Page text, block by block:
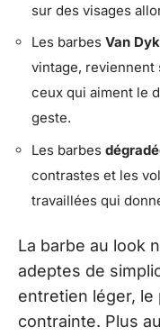
sur des visages
Les barbes Van
vintage, reviennent
ceux qui aiment le
geste.
Les barbes
contrastes et les
travaillées qui
La barbe au look
adeptes de
entretien léger, le
contrainte. Plus